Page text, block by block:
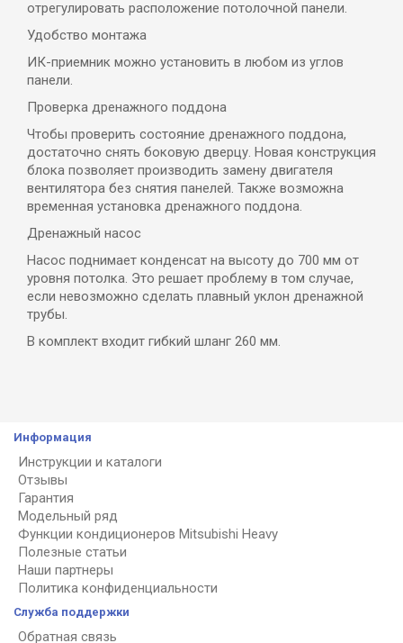
отрегулировать расположение потолочной панели.
Удобство монтажа
ИК-приемник можно установить в любом из углов
панели.
Проверка дренажного поддона
Чтобы проверить состояние дренажного поддона,
достаточно снять боковую дверцу. Новая конструкция
блока позволяет производить замену двигателя
вентилятора без снятия панелей. Также возможна
временная установка дренажного поддона.
Дренажный насос
Насос поднимает конденсат на высоту до 700 мм от
уровня потолка. Это решает проблему в том случае,
если невозможно сделать плавный уклон дренажной
трубы.
В комплект входит гибкий шланг 260 мм.
Информация
Инструкции и каталоги
Отзывы
Гарантия
Модельный ряд
Функции кондиционеров Mitsubishi Heavy
Полезные статьи
Наши партнеры
Политика конфиденциальности
Служба поддержки
Обратная связь